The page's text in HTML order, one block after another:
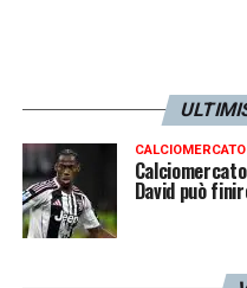
David può